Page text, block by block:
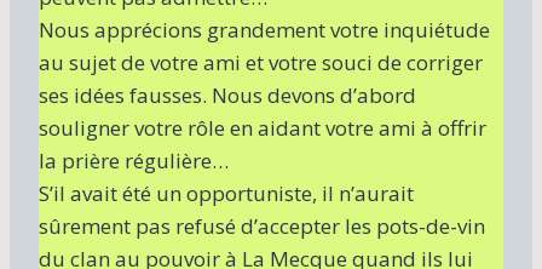
Nous apprécions grandement votre inquiétude
au sujet de votre ami et votre souci de corriger
ses idées fausses. Nous devons d’abord
souligner votre rôle en aidant votre ami à offrir
la prière régulière…
S’il avait été un opportuniste, il n’aurait
sûrement pas refusé d’accepter les pots-de-vin
du clan au pouvoir à La Mecque quand ils lui